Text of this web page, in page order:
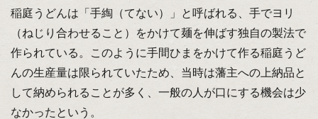
稲庭うどんは「手綯（てない）」と呼ばれる、手でヨリ
（ねじり合わせること）をかけて麺を伸ばす独自の製法で
作られている。このように手間ひまをかけて作る稲庭うど
んの生産量は限られていたため、当時は藩主への上納品と
して納められることが多く、一般の人が口にする機会は少
なかったという。